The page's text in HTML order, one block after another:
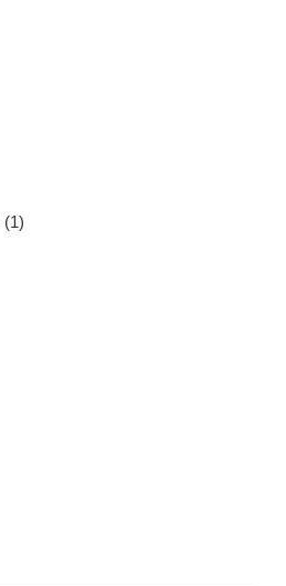
(1)